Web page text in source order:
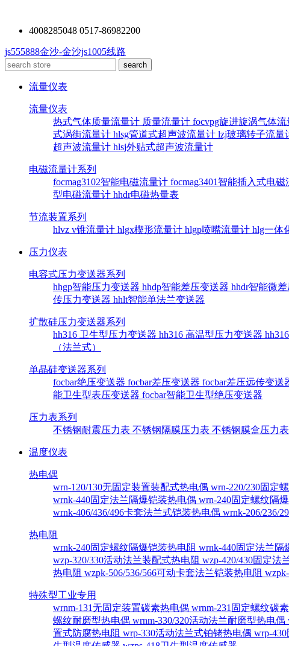
4008285048 0517-86982200
js555888金沙-金沙js1005线路
流量仪表
流量仪表
热式气体质量流量计 质量流量计 focvpg旋进旋涡气体流
式涡街流量计 hlsg管道式超声波流量计 lzj玻璃转子流量
超声波流量计 hlsj外贴式超声波流量计
电磁流量计系列
focmag3102智能电磁流量计 focmag3401智能插入式电磁
型电磁流量计 hhdr电磁热量表
节流装置系列
hlvz v锥流量计 hlgx楔形流量计 hlgp喷嘴流量计 hlg一体
压力仪表
电容式压力变送器系列
hhgp智能压力变送器 hhdp智能差压变送器 hhdr智能微
传压力变送器 hhlt智能单法兰变送器
扩散硅压力变送器系列
hh316 卫生型压力变送器 hh316 高温型压力变送器
（法兰式）
单晶硅变送器系列
focbar绝压变送器 focbar差压变送器 focbar差压远传变送
能卫生型表压变送器 focbar智能卫生型绝压变送器
压力表系列
不锈钢耐震压力表 不锈钢隔膜压力表 不锈钢膜盒压力表
温度仪表
热电偶
wrn-120/130无固定装置装配式热电偶 wrn-220/230固定
wrnk-440固定法兰隔爆铠装热电偶 wrn-240固定螺纹隔
wrnk-406/436/496卡套法兰式铠装热电偶 wrnk-206/236/
热电阻
wrnk-240固定螺纹隔爆铠装热电阻 wrnk-440固定法兰隔
wzp-320/330活动法兰装配式热电阻 wzp-420/430固定法
热电阻 wzpk-506/536/566可动卡套法兰铠装热电阻
特殊型工业专用
wrnm-131无固定装置碳素热电偶 wrnm-231固定螺纹碳
螺纹耐磨型热电偶 wrnm-330/320活动法兰耐磨型热电偶
置式防腐热电阻 wrp-330活动法兰式铂铑热电偶 wrp-